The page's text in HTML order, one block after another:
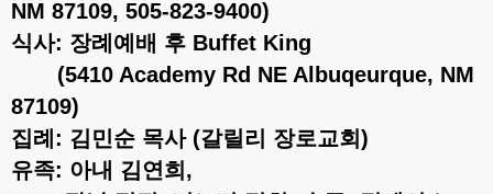
NM 87109, 505-823-9400)
식사: 장례예배 후 Buffet King
(5410 Academy Rd NE Albuqeurque, NM
87109)
집례: 김민순 목사 (갈릴리 장로교회)
유족: 아내 김연희,